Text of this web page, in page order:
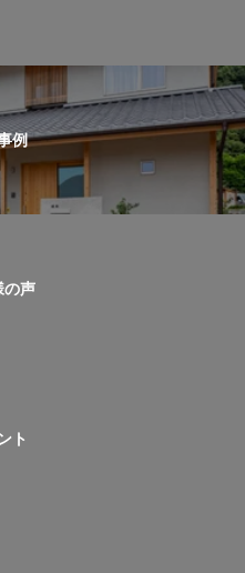
例
の声
ト